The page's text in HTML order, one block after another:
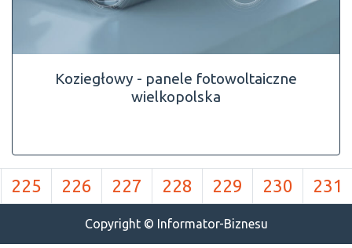
Koziegłowy - panele fotowoltaiczne
wielkopolska
225 226 227 228 229 230 231
Copyright © Informator-Biznesu